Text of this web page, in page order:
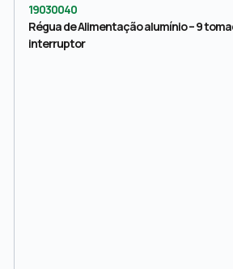
19030040
Régua de Alimentação alumínio – 9
interruptor